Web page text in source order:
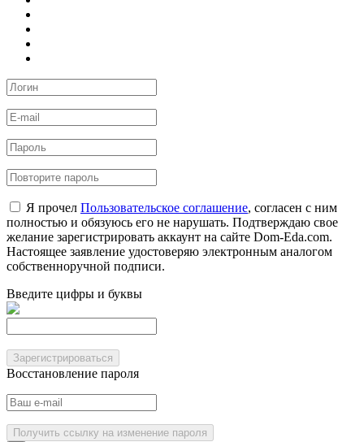
Я прочел Пользовательское соглашение, согласен с ним
полностью и обязуюсь его не нарушать. Подтверждаю свое
желание зарегистрировать аккаунт на сайте Dom-Eda.com.
Настоящее заявление удостоверяю электронным аналогом
собственноручной подписи.
Введите цифры и буквы
Зарегистрироваться
Восстановление пароля
Получить ссылку на изменение пароля